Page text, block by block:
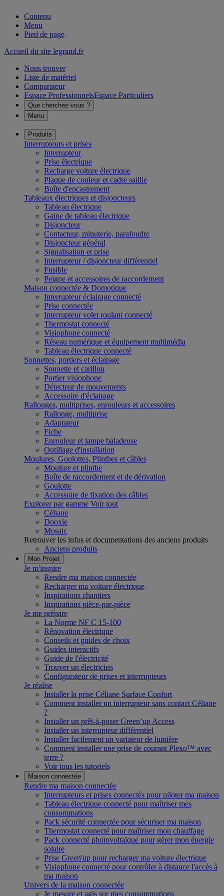
Contenu
Menu
Pied de page
Accueil du site legrand.fr
Nous trouver
Liste de matériel
Comparateur
Espace ProfessionnelsEspace Particuliers
Que cherchez-vous ?
Menu
Produits
Interrupteurs et prises
Interrupteur
Prise électrique
Recharge voiture électrique
Plaque de couleur et cadre saillie
Boîte d'encastrement
Tableaux électriques et disjoncteurs
Tableau électrique
Gaine de tableau électrique
Disjoncteur
Contacteur, minuterie, parafoudre
Disjoncteur général
Signalisation et prise
Interrupteur / disjoncteur différentiel
Fusible
Peigne et accessoires de raccordement
Maison connectée & Domotique
Interrupteur éclairage connecté
Prise connectée
Interrupteur volet roulant connecté
Thermostat connecté
Visiophone connecté
Réseau numérique et équipement multimédia
Tableau électrique connecté
Sonnettes, portiers et éclairage
Sonnette et carillon
Portier visiophone
Détecteur de mouvements
Accessoire d'éclairage
Rallonges, multiprises, enrouleurs et accessoires
Rallonge, multiprise
Adaptateur
Fiche
Enrouleur et lampe baladeuse
Outillage d'installation
Moulures, Goulottes, Plinthes et câbles
Moulure et plinthe
Boîte de raccordement et de dérivation
Goulotte
Accessoire de fixation des câbles
Explorer par gamme Voir tout
Céliane
Dooxie
Mosaic
Retrouver les infos et documentations des anciens produits
Anciens produits
Mon Projet
Je m'inspire
Rendre ma maison connectée
Recharger ma voiture électrique
Inspirations chantiers
Inspirations pièce-par-pièce
Je me prépare
La Norme NF C 15-100
Rénovation électrique
Conseils et guides de choix
Guides interactifs
Guide de l'électricité
Trouver un électricien
Configurateur de prises et interrupteurs
Je réalise
Installer la prise Céliane Surface Confort
Comment installer un interrupteur sans contact Céliane
?
Installer un prêt-à-poser Green’up Access
Installer un interrupteur différentiel
Installer facilement un variateur de lumière
Comment installer une prise de courant Plexo™ avec
terre ?
Voir tous les tutoriels
Maison connectée
Rendre ma maison connectée
Interrupteurs et prises connectés pour piloter ma maison
Tableau électrique connecté pour maîtriser mes
consommations
Pack sécurité connectée pour sécuriser ma maison
Thermostat connecté pour maîtriser mon chauffage
Pack connecté photovoltaïque pour gérer mon énergie
solaire
Prise Green'up pour recharger ma voiture électrique
Visiophone connecté pour contrôler à distance l'accès à
ma maison
Univers de la maison connectée
Je mesure et agis sur mes consommations